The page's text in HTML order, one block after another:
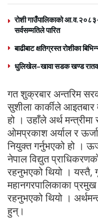
रोशी गाउँपालिकाको
सर्वसम्मतिले पारित
बाढीबाट क्षतिग्रस्त रोशीका
धुलिखेल–खावा सडक खण्ड
गत शुक्रबार अन्तरिम
सुशीला कार्कीले आइतबार
हो । उहाँले अर्थ
ओमप्रकाश अर्याल र
नियुक्त गर्नुभएको हो ।
नेपाल विद्युत
रहनुभएको थियो । यस्तै,
महानगरपालिकाका
रहनुभएको थियो ।
हुन्।